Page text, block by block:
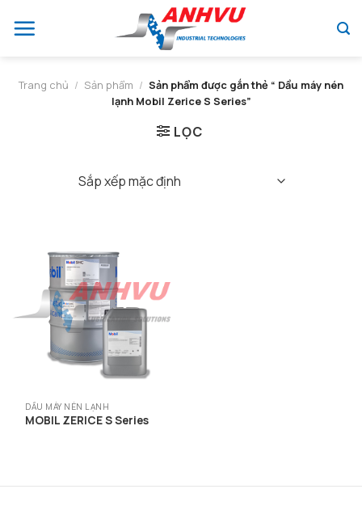
đến
Trang chủ / Sản phẩm / Sản phẩm được gắn thẻ “ Dầu máy nén
lạnh Mobil Zerice S Series”
LỌC
DẦU MÁY NÉN LẠNH
MOBIL ZERICE S Series